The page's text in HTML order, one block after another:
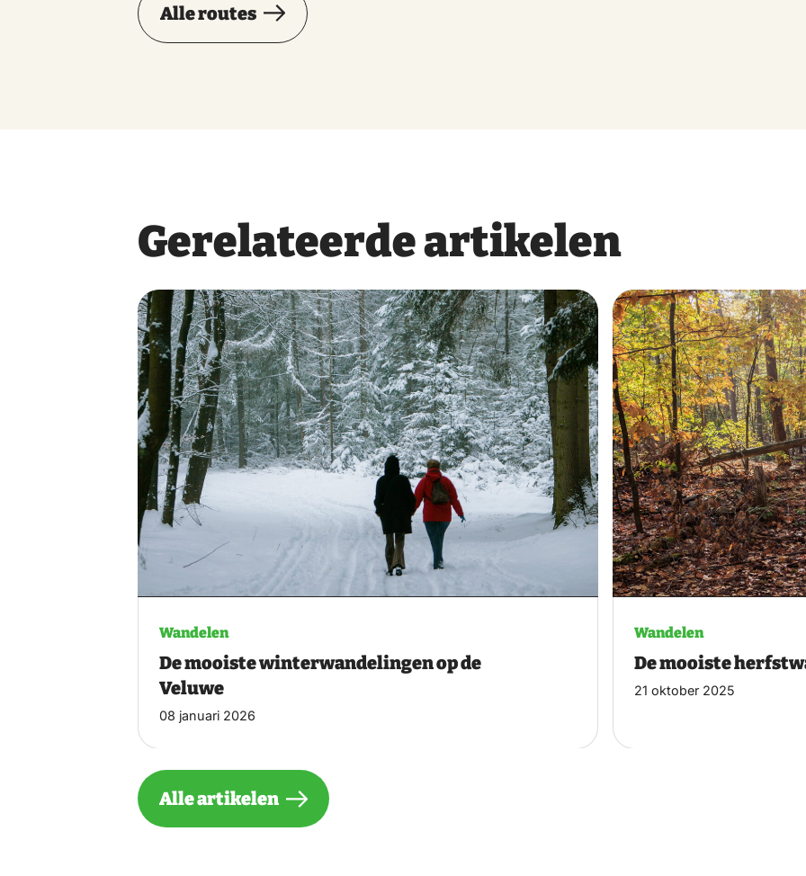
Alle routes
Gerelateerde artikelen
Wandelen
De mooiste winterwandelingen op de
Veluwe
08 januari 2026
Wandelen
De mooiste
21 oktober 2025
Alle artikelen